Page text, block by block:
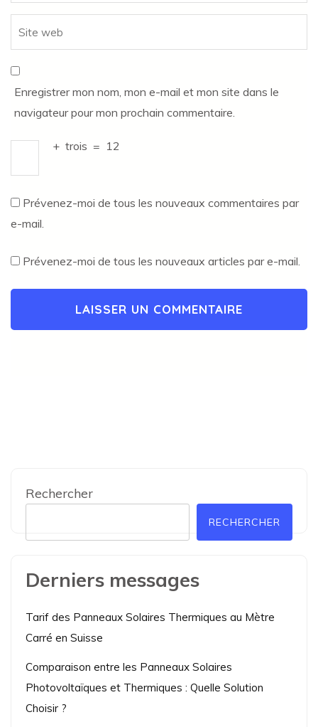
Enregistrer mon nom, mon e-mail et mon site dans le
navigateur pour mon prochain commentaire.
+ trois = 12
Prévenez-moi de tous les nouveaux commentaires par
e-mail.
Prévenez-moi de tous les nouveaux articles par e-mail.
Rechercher
RECHERCHER
Derniers messages
Tarif des Panneaux Solaires Thermiques au Mètre
Carré en Suisse
Comparaison entre les Panneaux Solaires
Photovoltaïques et Thermiques : Quelle Solution
Choisir ?